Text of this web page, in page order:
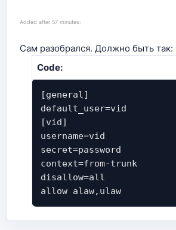
Added after 57 minutes:
Сам разобрался. Должно быть так:
Code:
[general]
default_user=vid
[vid]
username=vid
secret=password
context=from-trunk
disallow=all
allow alaw,ulaw